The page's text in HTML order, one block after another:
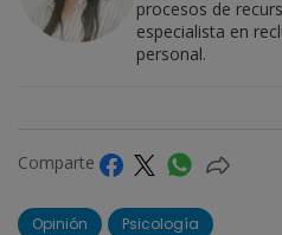
procesos de
especialista en
personal.
Comparte
Opinión Psicología